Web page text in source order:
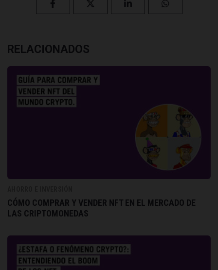
RELACIONADOS
CÓMO COMPRAR Y VENDER NFT EN EL MERCADO DE
LAS CRIPTOMONEDAS